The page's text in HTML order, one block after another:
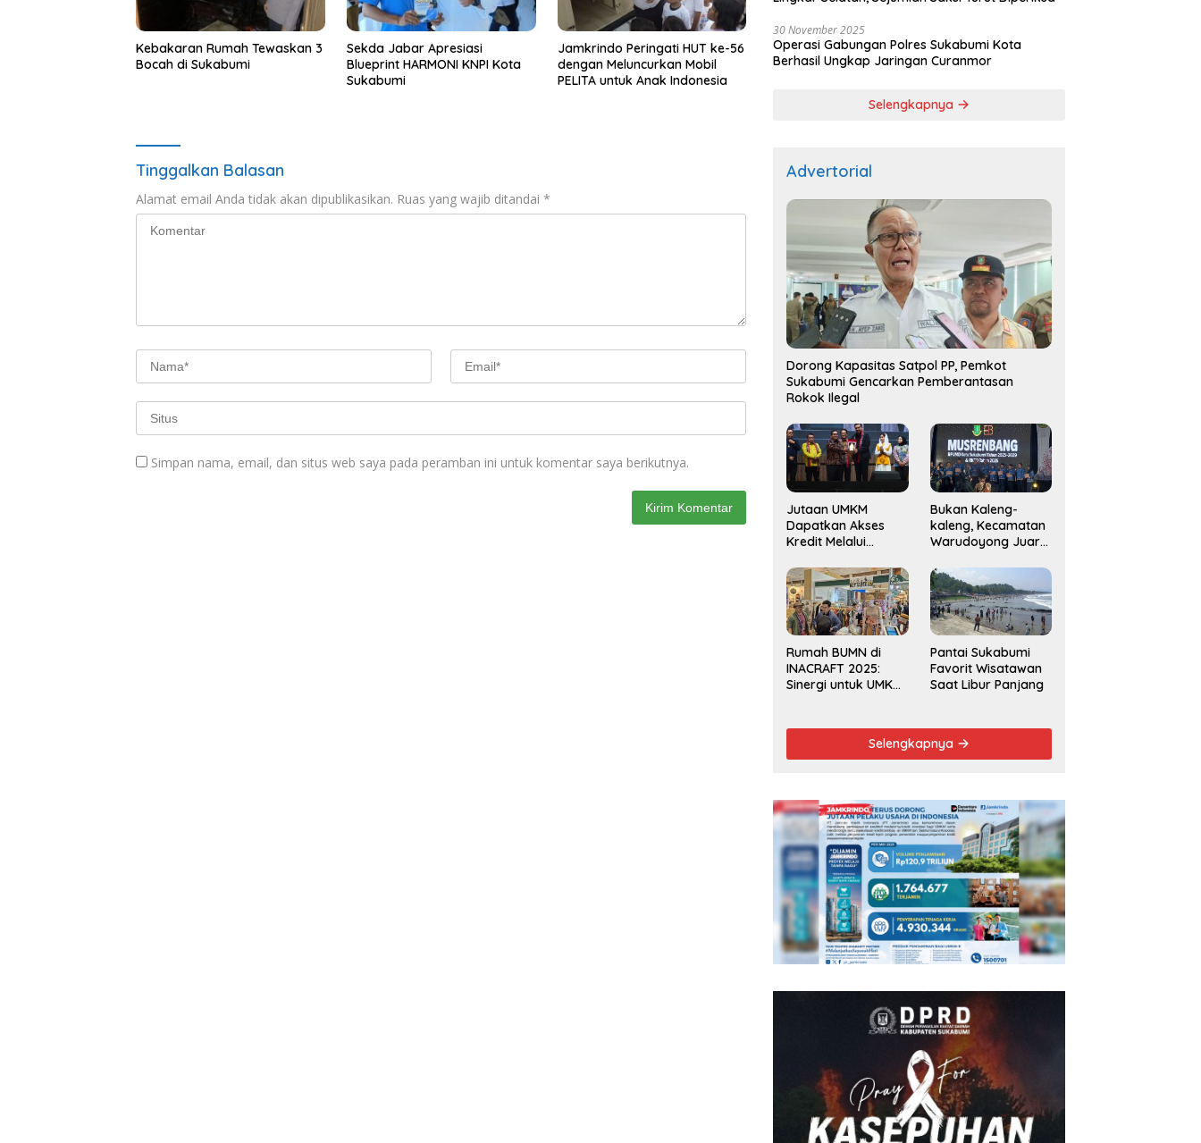
Kebakaran Rumah Tewaskan 3
Bocah di Sukabumi
Sekda Jabar Apresiasi
Blueprint HARMONI KNPI Kota
Sukabumi
Jamkrindo Peringati HUT ke-56
dengan Meluncurkan Mobil
PELITA untuk Anak Indonesia
Tinggalkan Balasan
Alamat email Anda tidak akan dipublikasikan. Ruas yang wajib ditandai *
Simpan nama, email, dan situs web saya pada peramban ini untuk komentar saya berikutnya.
30 November 2025
Operasi Gabungan Polres Sukabumi Kota
Berhasil Ungkap Jaringan Curanmor
Selengkapnya
Advertorial
Dorong Kapasitas Satpol PP, Pemkot
Sukabumi Gencarkan Pemberantasan
Rokok Ilegal
Jutaan UMKM
Dapatkan Akses
Kredit Melalui
Jamkrindo
Bukan Kaleng-
kaleng, Kecamatan
Warudoyong Juara
Musrenbang
Kecamatan 2025
Rumah BUMN di
INACRAFT 2025:
Sinergi untuk UMKM
Pantai Sukabumi
Favorit Wisatawan
Saat Libur Panjang
Selengkapnya